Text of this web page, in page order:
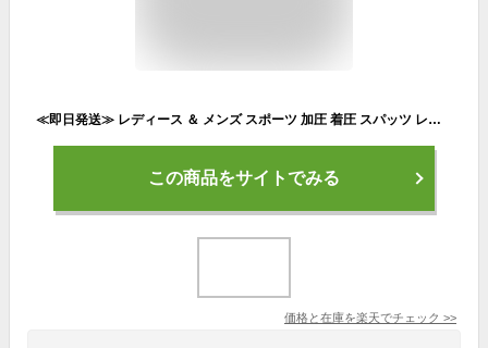
≪即日発送≫ レディース ＆ メンズ スポーツ 加圧 着圧 スパッツ レギンス 加圧スパッツ 加圧レギンス 着圧レギンス エクササイズ パンツ スポーツ トレーニング ダイエット エクササイズ
この商品をサイトでみる
価格と在庫を楽天でチェック >>